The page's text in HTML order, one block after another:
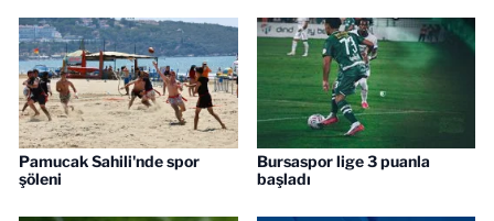
Pamucak Sahili'nde spor
şöleni
Bursaspor lige 3 puanla
başladı